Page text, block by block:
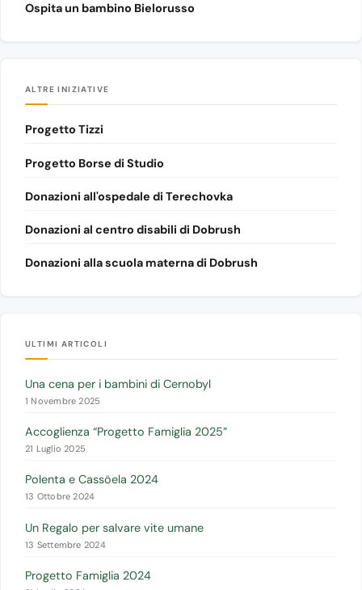
Ospita un bambino Bielorusso
ALTRE INIZIATIVE
Progetto Tizzi
Progetto Borse di Studio
Donazioni all'ospedale di Terechovka
Donazioni al centro disabili di Dobrush
Donazioni alla scuola materna di Dobrush
ULTIMI ARTICOLI
Una cena per i bambini di Cernobyl
1 Novembre 2025
Accoglienza “Progetto Famiglia 2025”
21 Luglio 2025
Polenta e Cassöela 2024
13 Ottobre 2024
Un Regalo per salvare vite umane
13 Settembre 2024
Progetto Famiglia 2024